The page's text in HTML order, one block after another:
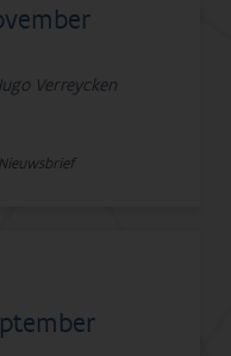
Verreycken